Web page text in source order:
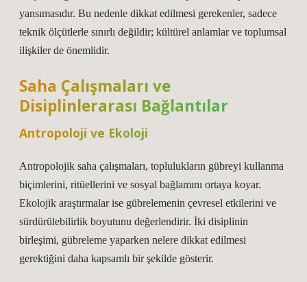
yansımasıdır. Bu nedenle dikkat edilmesi gerekenler, sadece
teknik ölçütlerle sınırlı değildir; kültürel anlamlar ve toplumsal
ilişkiler de önemlidir.
Saha Çalışmaları ve
Disiplinlerarası Bağlantılar
Antropoloji ve Ekoloji
Antropolojik saha çalışmaları, toplulukların gübreyi kullanma
biçimlerini, ritüellerini ve sosyal bağlamını ortaya koyar.
Ekolojik araştırmalar ise gübrelemenin çevresel etkilerini ve
sürdürülebilirlik boyutunu değerlendirir. İki disiplinin
birleşimi, gübreleme yaparken nelere dikkat edilmesi
gerektiğini daha kapsamlı bir şekilde gösterir.